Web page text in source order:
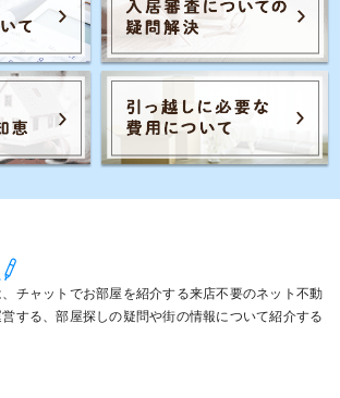
2
、チャットでお部屋を紹介する来店不要のネット不動
する、部屋探しの疑問や街の情報について紹介する